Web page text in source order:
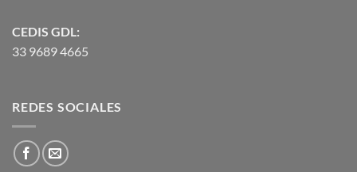
CEDIS GDL:
33 9689 4665
REDES SOCIALES